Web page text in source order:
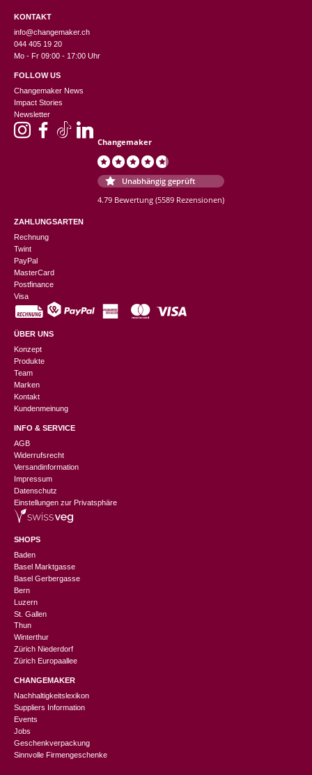
KONTAKT
info@changemaker.ch
044 405 19 20
Mo - Fr 09:00 - 17:00 Uhr
FOLLOW US
Changemaker News
Impact Stories
Newsletter
Changemaker
Unabhängig geprüft
4.79 Bewertung (5589 Rezensionen)
ZAHLUNGSARTEN
Rechnung
Twint
PayPal
MasterCard
Postfinance
Visa
ÜBER UNS
Konzept
Produkte
Team
Marken
Kontakt
Kundenmeinung
INFO & SERVICE
AGB
Widerrufsrecht
Versandinformation
Impressum
Datenschutz
Einstellungen zur Privatsphäre
SHOPS
Baden
Basel Marktgasse
Basel Gerbergasse
Bern
Luzern
St. Gallen
Thun
Winterthur
Zürich Niederdorf
Zürich Europaallee
CHANGEMAKER
Nachhaltigkeitslexikon
Suppliers Information
Events
Jobs
Geschenkverpackung
Sinnvolle Firmengeschenke